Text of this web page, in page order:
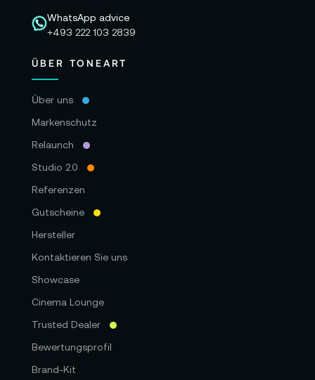
WhatsApp advice
+493 222 103 2839
ÜBER TONEART
Über uns
Markenschutz
Relaunch
Studio 2.0
Referenzen
Gutscheine
Hersteller
Kontaktieren Sie uns
Showcase
Cinema Lounge
Trusted Dealer
Bewertungsprofil
Brand-Kit